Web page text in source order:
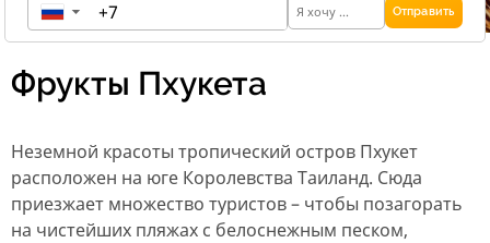
▼ Отправить
Фрукты Пхукета
Неземной красоты тропический остров Пхукет
расположен на юге Королевства Таиланд. Сюда
приезжает множество туристов – чтобы позагорать
на чистейших пляжах с белоснежным песком,